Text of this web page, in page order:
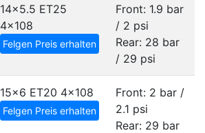
14x5.5 ET25
4x108
Felgen Preis erhalten
Front: 1.9 bar
/ 2 psi
Rear: 28 bar
/ 29 psi
15x6 ET20 4x108
Felgen Preis erhalten
Front: 2 bar /
2.1 psi
Rear: 29 bar